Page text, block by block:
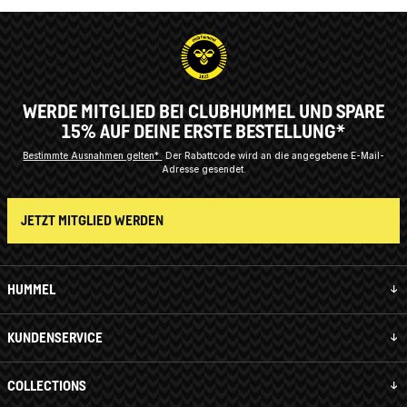
HUMMEL
KUNDENSERVICE
COLLECTIONS
WERDE MITGLIED BEI CLUBHUMMEL UND SPARE
15% AUF DEINE ERSTE BESTELLUNG*
Bestimmte Ausnahmen gelten*
Der Rabattcode wird an die angegebene E-Mail-
Adresse gesendet.
JETZT MITGLIED WERDEN